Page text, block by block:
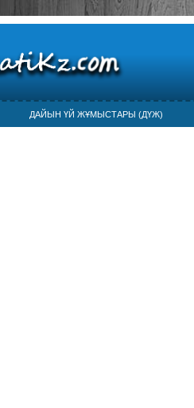
ДАЙЫН ҮЙ ЖҰМЫСТАРЫ (ДҮЖ)